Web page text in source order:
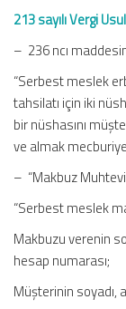
213 sayılı Vergi
– 236 ncı
“Serbest meslek
tahsilatı için iki
bir nüshasını
ve almak
– “Makbuz
“Serbest meslek
Makbuzu verenin
hesap numarası;
Müşterinin soyadı,